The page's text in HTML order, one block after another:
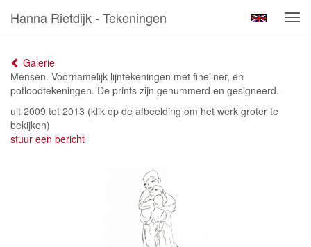
Hanna Rietdijk - Tekeningen
Galerie
Mensen. Voornamelijk lijntekeningen met fineliner, en
potloodtekeningen. De prints zijn genummerd en gesigneerd.
uit 2009 tot 2013 (klik op de afbeelding om het werk groter te
bekijken)
stuur een bericht